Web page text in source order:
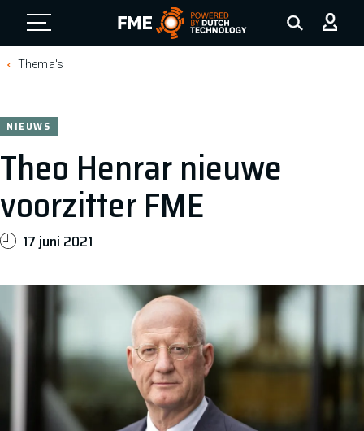
FME Logo, to the homepage
Thema's
Theo Henrar nieuwe
voorzitter FME
NIEUWS
17 juni 2021